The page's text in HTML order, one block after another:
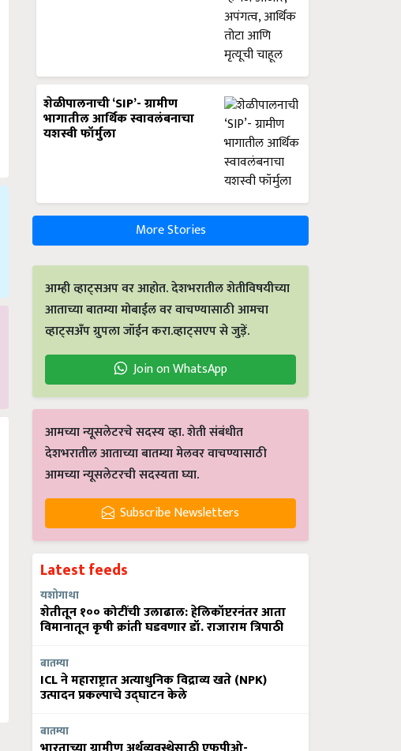
शेळीपालनाची ‘SIP’- ग्रामीण
भागातील आर्थिक स्वावलंबनाचा
यशस्वी फॉर्मुला
More Stories
आम्ही व्हाट्सअप वर आहोत. देशभरातील शेतीविषयीच्या
आताच्या बातम्या मोबाईल वर वाचण्यासाठी आमचा
व्हाट्सअँप ग्रुपला जॉईन करा.व्हाट्सएप से जुड़ें.
Join on WhatsApp
आमच्या न्यूसलेटरचे सदस्य व्हा. शेती संबंधीत
देशभरातील आताच्या बातम्या मेलवर वाचण्यासाठी
आमच्या न्यूसलेटरची सदस्यता घ्या.
Subscribe Newsletters
Latest feeds
यशोगाथा
शेतीतून १०० कोटींची उलाढाल: हेलिकॉप्टरनंतर आता
विमानातून कृषी क्रांती घडवणार डॉ. राजाराम त्रिपाठी
बातम्या
ICL ने महाराष्ट्रात अत्याधुनिक विद्राव्य खते (NPK)
उत्पादन प्रकल्पाचे उद्घाटन केले
बातम्या